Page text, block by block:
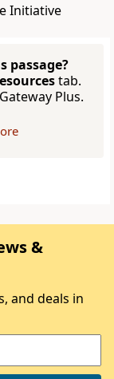
Initiative
passage?
tab.
Plus.
&
and deals in